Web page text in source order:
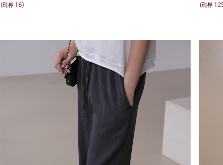
(리뷰 16) (리뷰